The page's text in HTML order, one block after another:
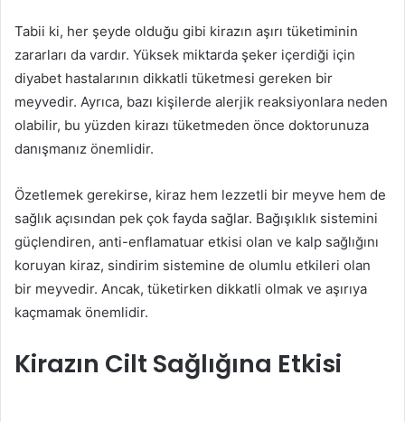
Tabii ki, her şeyde olduğu gibi kirazın aşırı tüketiminin
zararları da vardır. Yüksek miktarda şeker içerdiği için
diyabet hastalarının dikkatli tüketmesi gereken bir
meyvedir. Ayrıca, bazı kişilerde alerjik reaksiyonlara neden
olabilir, bu yüzden kirazı tüketmeden önce doktorunuza
danışmanız önemlidir.
Özetlemek gerekirse, kiraz hem lezzetli bir meyve hem de
sağlık açısından pek çok fayda sağlar. Bağışıklık sistemini
güçlendiren, anti-enflamatuar etkisi olan ve kalp sağlığını
koruyan kiraz, sindirim sistemine de olumlu etkileri olan
bir meyvedir. Ancak, tüketirken dikkatli olmak ve aşırıya
kaçmamak önemlidir.
Kirazın Cilt Sağlığına Etkisi